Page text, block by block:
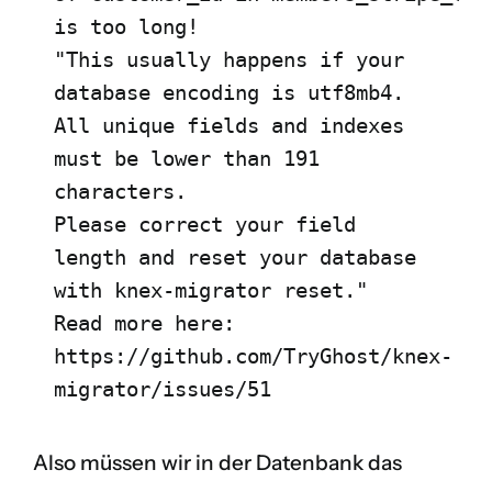
is too long!
"This usually happens if your
database encoding is utf8mb4.
All unique fields and indexes
must be lower than 191
characters.
Please correct your field
length and reset your database
with knex-migrator reset."
Read more here:
https://github.com/TryGhost/knex-
migrator/issues/51
Also müssen wir in der Datenbank das